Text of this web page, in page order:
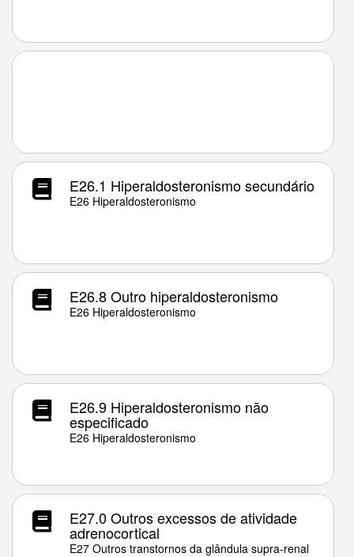
E26.1 Hiperaldosteronismo secundário
E26 Hiperaldosteronismo
E26.8 Outro hiperaldosteronismo
E26 Hiperaldosteronismo
E26.9 Hiperaldosteronismo não
especificado
E26 Hiperaldosteronismo
E27.0 Outros excessos de atividade
adrenocortical
E27 Outros transtornos da glândula supra-renal